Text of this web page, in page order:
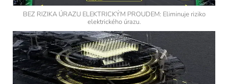
BEZ RIZIKA ÚRAZU ELEKTRICKÝM PROUDEM: Eliminuje riziko
elektrického úrazu.